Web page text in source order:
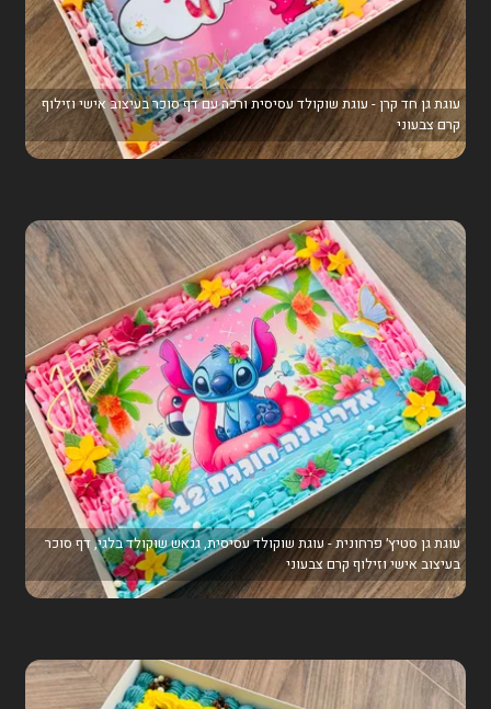
עוגת גן חד קרן - עוגת שוקולד עסיסית ורכה עם דף סוכר בעיצוב אישי וזילוף
קרם צבעוני
עוגת גן סטיץ׳ פרחונית - עוגת שוקולד עסיסית, גנאש שוקולד בלגי, דף סוכר
בעיצוב אישי וזילוף קרם צבעוני